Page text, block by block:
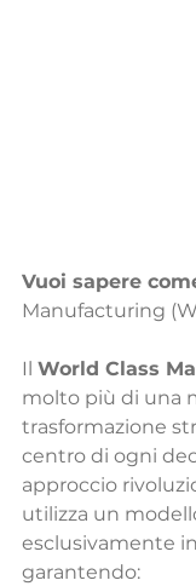
Vuoi sapere
Manufacturing
Il World Class
molto più di una
trasformazione
centro di ogni
approccio
utilizza un
esclusivamente
garantendo: